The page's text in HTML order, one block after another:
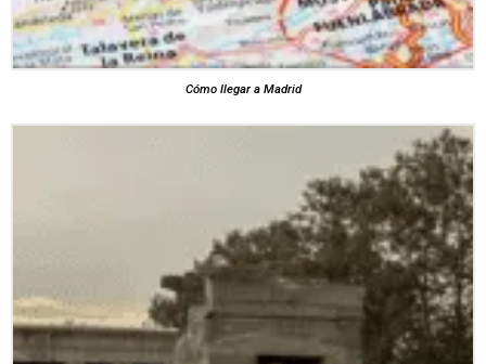
Cómo llegar a Madrid